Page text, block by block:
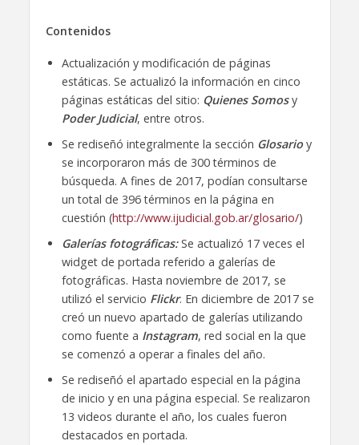
Contenidos
Actualización y modificación de páginas
estáticas. Se actualizó la información en cinco
páginas estáticas del sitio: Quienes Somosy
Poder Judicial, entre otros.
Se rediseñó integralmente la sección Glosarioy
se incorporaron más de 300 términos de
búsqueda. A fines de 2017, podían consultarse
un total de 396 términos en la página en
cuestión (http://www.ijudicial.gob.ar/glosario/)
Galerías fotográficas:Se actualizó 17 veces el
widget de portada referido a galerías de
fotográficas. Hasta noviembre de 2017, se
utilizó el servicio Flickr. En diciembre de 2017 se
creó un nuevo apartado de galerías utilizando
como fuente a Instagram, red social en la que
se comenzó a operar a finales del año.
Se rediseñó el apartado especial en la página
de inicio y en una página especial. Se realizaron
13 videos durante el año, los cuales fueron
destacados en portada.